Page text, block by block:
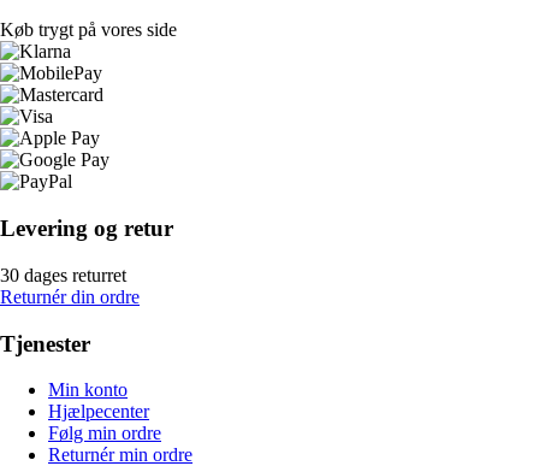
Køb trygt på vores side
Levering og retur
30 dages returret
Returnér din ordre
Tjenester
Min konto
Hjælpecenter
Følg min ordre
Returnér min ordre